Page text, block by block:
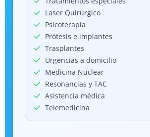
Laser Quirúrgico
Psicoterapia
Prótesis e implantes
Trasplantes
Urgencias a domicilio
Medicina Nuclear
Resonancias y TAC
Asistencia médica
Telemedicina